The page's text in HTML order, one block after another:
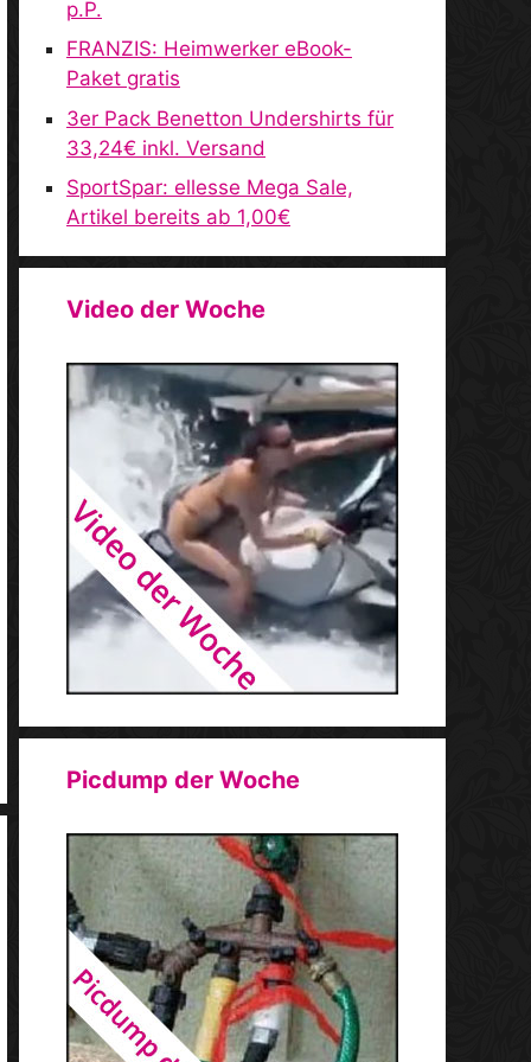
p.P.
FRANZIS: Heimwerker eBook-
Paket gratis
3er Pack Benetton Undershirts für
33,24€ inkl. Versand
SportSpar: ellesse Mega Sale,
Artikel bereits ab 1,00€
Video der Woche
Picdump der Woche